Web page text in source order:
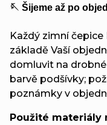
🪡 Šijeme až po
Každý zimní čepice
základě Vaší
domluvit na
barvě podšívky;
poznámky v
Použité materiály